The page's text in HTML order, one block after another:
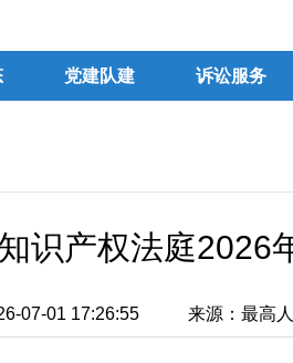
党建队建 诉讼服务
识产权法庭2026
07-01 17:26:55 来源：最高